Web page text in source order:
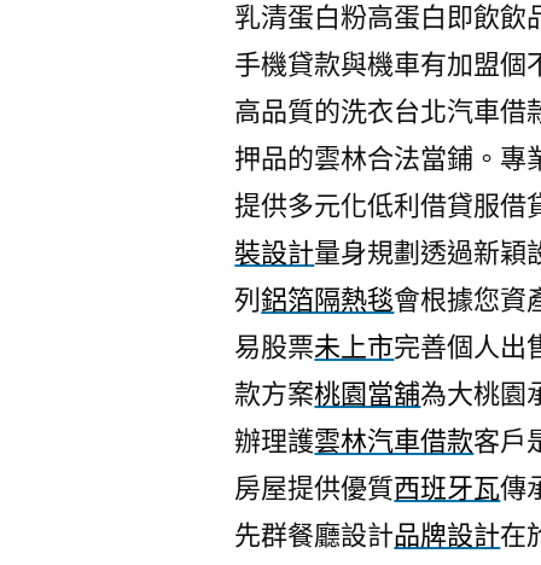
乳清蛋白粉高蛋白即飲飲
手機貸款與機車有加盟個
高品質的洗衣台北汽車借
押品的雲林合法當鋪。專
提供多元化低利借貸服借
裝設計量身規劃透過新穎
列鋁箔隔熱毯會根據您資
易股票未上市完善個人出
款方案桃園當舖為大桃園
辦理護雲林汽車借款客戶
房屋提供優質西班牙瓦傳
先群餐廳設計品牌設計在